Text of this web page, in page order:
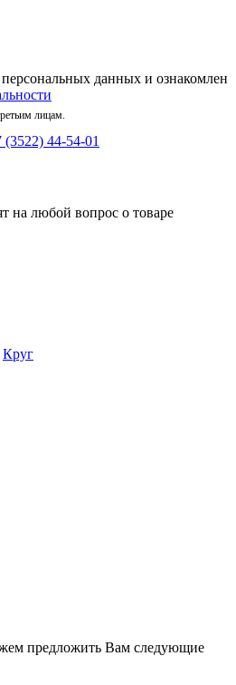
персональных данных и ознакомлен
лицам.
(3522) 44-54-01
на любой вопрос о товаре
Круг
предложить Вам следующие